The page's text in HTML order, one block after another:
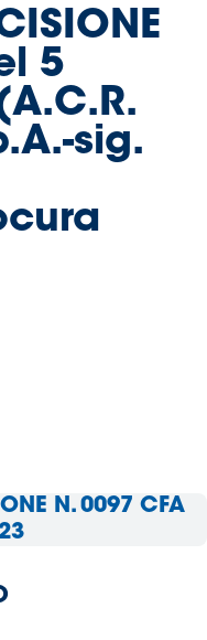
5
sig.
N. 0097 CFA